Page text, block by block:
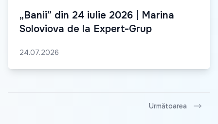
„Banii” din 24 iulie 2026 | Marina
Soloviova de la Expert-Grup
24.07.2026
Următoarea